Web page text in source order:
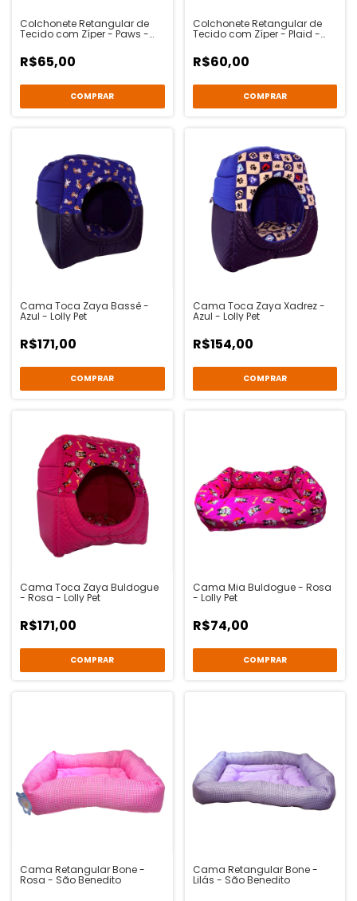
Colchonete Retangular de
Tecido com Zíper - Paws -
R$65,00
COMPRAR
Colchonete Retangular de
Tecido com Zíper - Plaid -
R$60,00
COMPRAR
Cama Toca Zaya Bassê -
Azul - Lolly Pet
R$171,00
COMPRAR
Cama Toca Zaya Xadrez -
Azul - Lolly Pet
R$154,00
COMPRAR
Cama Toca Zaya Buldogue
- Rosa - Lolly Pet
R$171,00
COMPRAR
Cama Mia Buldogue - Rosa
- Lolly Pet
R$74,00
COMPRAR
Cama Retangular Bone -
Rosa - São Benedito
Cama Retangular Bone -
Lilás - São Benedito